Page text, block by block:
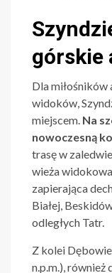
górskie
Dla
widoków,
miejscem. Na
nowoczesną
trasę w
wieża
zapierająca
Białej,
odległych Tatr.
Z kolei
n.p.m.),